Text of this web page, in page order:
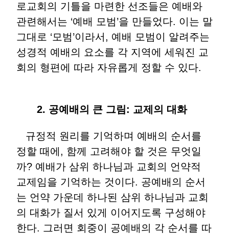
로교회의 기틀을 마련한 선조들은 예배와
관련해서는 ‘예배 모범’을 만들었다. 이는 말
그대로 ‘모범’이라서, 예배 모범이 알려주는
성경적 예배의 요소를 각 지역에 세워진 교
회의 형편에 따라 자유롭게 정할 수 있다.
2. 공예배의 큰 그림: 교제의 대화
규정적 원리를 기억하며 예배의 순서를
정할 때에, 함께 고려해야 할 것은 무엇일
까? 예배가 삼위 하나님과 교회의 언약적
교제임을 기억하는 것이다. 공예배의 순서
는 언약 가운데 하나된 삼위 하나님과 교회
의 대화가 질서 있게 이어지도록 구성해야
한다. 그러면 회중이 공예배의 각 순서를 따